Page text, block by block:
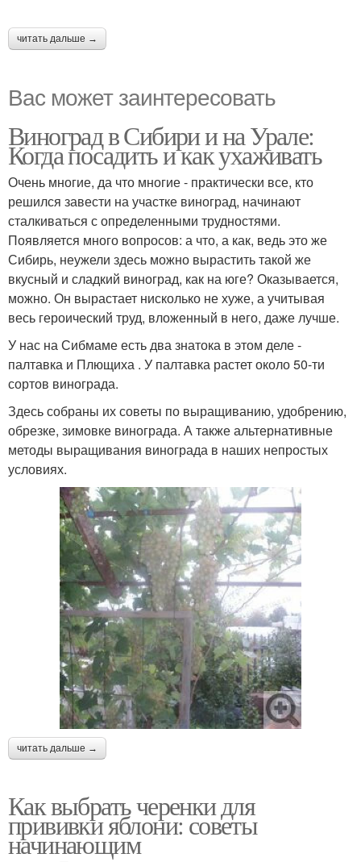
читать дальше →
Вас может заинтересовать
Виноград в Сибири и на Урале:
Когда посадить и как ухаживать
Очень многие, да что многие - практически все, кто
решился завести на участке виноград, начинают
сталкиваться с определенными трудностями.
Появляется много вопросов: а что, а как, ведь это же
Сибирь, неужели здесь можно вырастить такой же
вкусный и сладкий виноград, как на юге? Оказывается,
можно. Он вырастает нисколько не хуже, а учитывая
весь героический труд, вложенный в него, даже лучше.
У нас на Сибмаме есть два знатока в этом деле -
палтавка и Плющиха . У палтавка растет около 50-ти
сортов винограда.
Здесь собраны их советы по выращиванию, удобрению,
обрезке, зимовке винограда. А также альтернативные
методы выращивания винограда в наших непростых
условиях.
читать дальше →
Как выбрать черенки для
прививки яблони: советы
начинающим